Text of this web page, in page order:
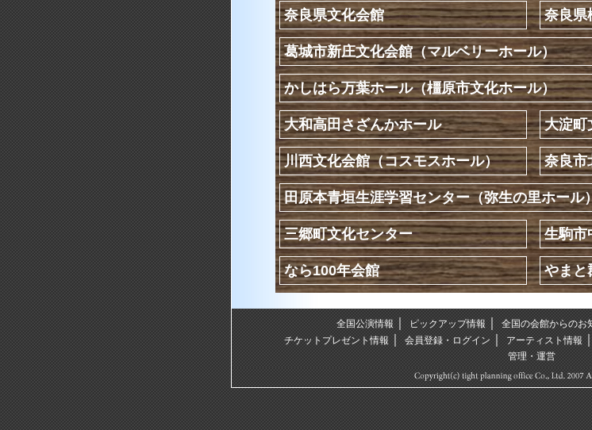
奈良県文化会館 奈良県
葛城市新庄文化会館（マルベリーホール）
かしはら万葉ホール（橿原市文化ホール）
大和高田さざんかホール 大淀町
川西文化会館（コスモスホール） 奈良市
田原本青垣生涯学習センター（弥生の里ホール
三郷町文化センター 生駒市
なら100年会館 やまと
全国公演情報｜ピックアップ情報｜全国の会館からのお
チケットプレゼント情報｜会員登録・ログイン｜アーティスト情報
管理・運営